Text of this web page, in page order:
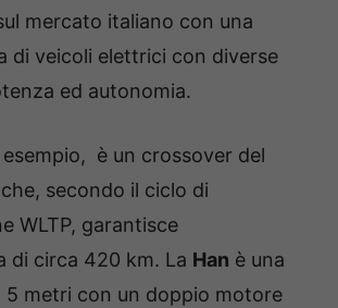
mercato italiano con una
di veicoli elettrici con diverse
ed autonomia.
esempio, è un crossover del
secondo il ciclo di
WLTP, garantisce
di circa 420 km. La Han è una
5 metri con un doppio motore